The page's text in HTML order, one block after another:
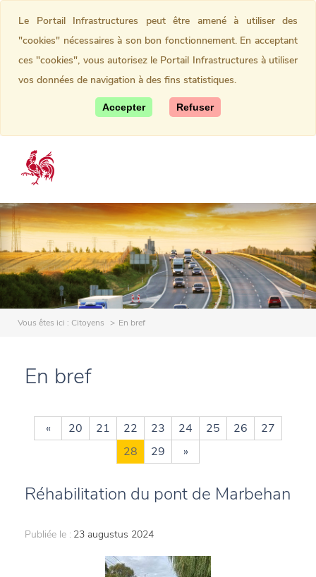
Vous êtes ici : Citoyens En bref
En bref
« 20 21 22 23 24 25 26
27
28
29 »
Réhabilitation du pont de Marbehan
Publiée le : 23 augustus 2024
Le Portail Infrastructures peut être amené à utiliser des
"cookies" nécessaires à son bon fonctionnement. En acceptant
ces "cookies", vous autorisez le Portail Infrastructures à utiliser
vos données de navigation à des fins statistiques.
Accepter Refuser